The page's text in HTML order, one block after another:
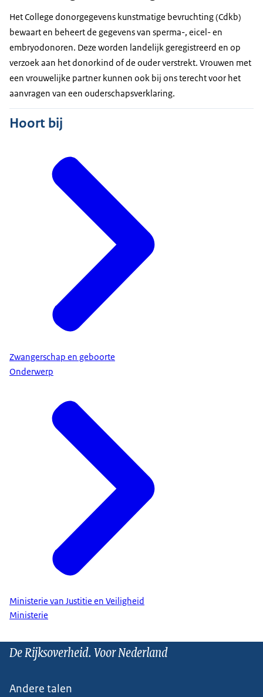
Het College donorgegevens kunstmatige bevruchting (Cdkb)
bewaart en beheert de gegevens van sperma-, eicel- en
embryodonoren. Deze worden landelijk geregistreerd en op
verzoek aan het donorkind of de ouder verstrekt. Vrouwen met
een vrouwelijke partner kunnen ook bij ons terecht voor het
aanvragen van een ouderschapsverklaring.
Hoort bij
Zwangerschap en geboorte
Onderwerp
Ministerie van Justitie en Veiligheid
Ministerie
De Rijksoverheid. Voor Nederland
Andere talen